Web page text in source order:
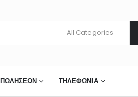
ΤΗΛΕΦΩΝΊΑ